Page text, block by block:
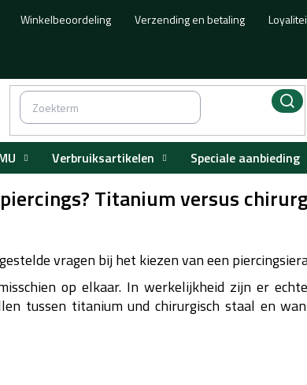
Winkelbeoordeling Verzending en betaling
Verbruiksartikelen Speciale aanbieding
Titanium versus
vragen bij het kiezen van een
op elkaar. In werkelijkheid zijn er
tussen titanium und chirurgisch staal en